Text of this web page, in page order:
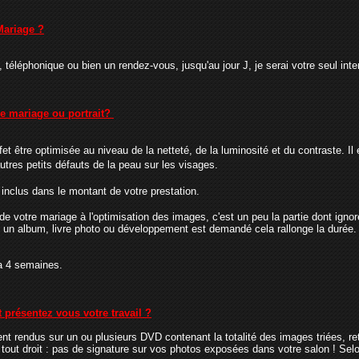
?
ou bien un rendez-vous, jusqu'au jour J, je serai votre seul
mariage ou portrait?
être optimisée au niveau de la netteté, de la luminosité et du contraste.
petits défauts de la peau sur les visages.
dans le montant de votre prestation.
votre mariage à l'optimisation des images, c'est un peu la partie dont
album, livre photo ou développement est demandé cela rallonge la
4 semaines.
vous votre travail ?
rendus sur un ou plusieurs DVD contenant la totalité des images triées,
droit : pas de signature sur vos photos exposées dans votre salon !